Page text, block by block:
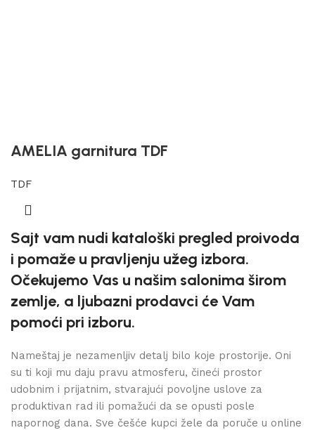
AMELIA garnitura TDF
TDF
Sajt vam nudi kataloški pregled proivoda
i pomaže u pravljenju užeg izbora.
Očekujemo Vas u našim salonima širom
zemlje, a ljubazni prodavci će Vam
pomoći pri izboru.
Nameštaj je nezamenljiv detalj bilo koje prostorije. Oni
su ti koji mu daju pravu atmosferu, čineći prostor
udobnim i prijatnim, stvarajući povoljne uslove za
produktivan rad ili pomažući da se opusti posle
napornog dana. Sve češće kupci žele da poruče u online